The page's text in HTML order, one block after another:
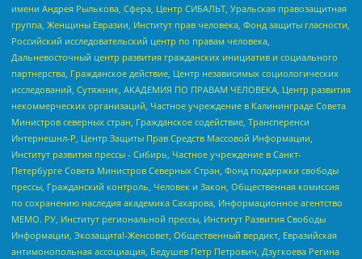
имени Андрея Рылькова, Сфера, Центр СИБАЛЬТ, Уральская правозащитная
группа, Женщины Евразии, Институт прав человека, Фонд защиты гласности,
Российский исследовательский центр по правам человека,
Дальневосточный центр развития гражданских инициатив и социального
партнерства, Гражданское действие, Центр независимых социологических
исследований, Сутяжник, АКАДЕМИЯ ПО ПРАВАМ ЧЕЛОВЕКА, Центр развития
некоммерческих организаций, Частное учреждение в Калининграде Совета
Министров северных стран, Гражданское содействие, Трансперенси
Интернешнл-Р, Центр Защиты Прав Средств Массовой Информации,
Институт развития прессы - Сибирь, Частное учреждение в Санкт-
Петербурге Совета Министров Северных Стран, Фонд поддержки свободы
прессы, Гражданский контроль, Человек и Закон, Общественная комиссия
по сохранению наследия академика Сахарова, Информационное агентство
МЕМО. РУ, Институт региональной прессы, Институт Развития Свободы
Информации, Экозащита!-Женсовет, Общественный вердикт, Евразийская
антимонопольная ассоциация, Бедушев Петр Петрович, Дзугкоева Регина